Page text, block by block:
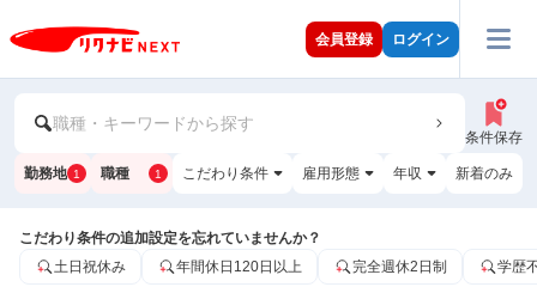
会員登録 ログイン
職種・キーワードから探す
条件保存
勤務地 1 職種 1 こだわり条件 雇用形態 年収 新着のみ
こだわり条件の追加設定を忘れていませんか？
土日祝休み
年間休日120日以上 完全週休2日制 学歴